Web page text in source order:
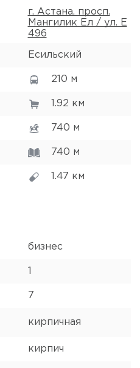
г. Астана, просп.
Мангилик Ел / ул. Е
496
Есильский
210 м
1.92 км
740 м
740 м
1.47 км
бизнес
7
кирпичная
кирпич